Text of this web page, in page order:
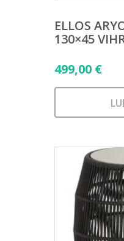
ELLOS
130×45
499,00 €